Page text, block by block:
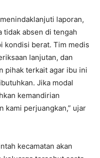
laporan,
tidak absen di tengah
kondisi berat. Tim medis
lanjutan, dan
pihak terkait agar ibu ini
Jika modal
kemandirian
kami perjuangkan,” ujar
kecamatan akan